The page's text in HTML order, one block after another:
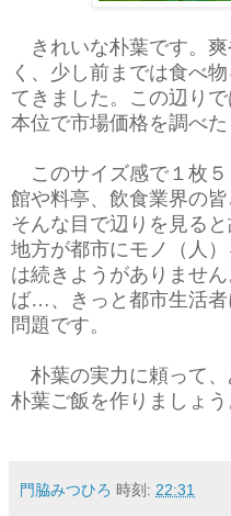
きれいな朴葉です。爽
く、少し前までは食べ
てきました。この辺り
本位で市場価格を調べた
このサイズ感で１枚５
館や料亭、飲食業界の
そんな目で辺りを見る
地方が都市にモノ（人
は続きようがありませ
ば…、きっと都市生活
問題です。
朴葉の実力に頼って、
朴葉ご飯を作りましょう
門脇みつひろ 時刻: 22:31